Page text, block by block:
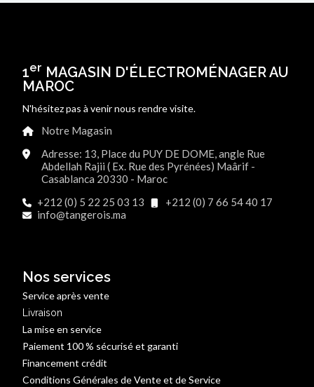
1er MAGASIN D'ÉLECTROMÉNAGER AU
MAROC
N'hésitez pas à venir nous rendre visite.
Notre Magasin
Adresse: 13, Place du PUY DE DOME, angle Rue
Abdellah Rajii ( Ex. Rue des Pyrénées) Maârif -
Casablanca 20330 - Maroc
+212 (0) 5 22 25 03 13
+212 (0) 7 66 54 40 17
info@tangerois.ma
Nos services
Service après vente
Livraison
La mise en service
Paiement 100 % sécurisé et garanti
Financement crédit
Conditions Générales de Vente et de Service